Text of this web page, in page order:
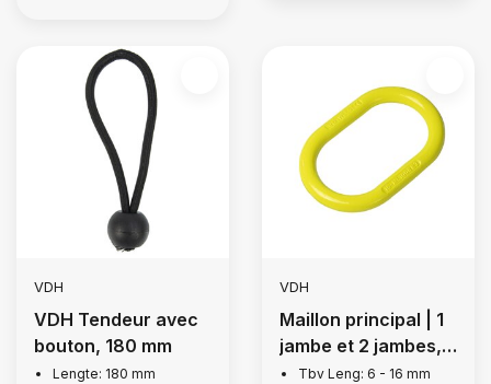
VDH
VDH Tendeur avec
bouton, 180 mm
Lengte: 180 mm
VDH
Maillon principal | 1
jambe et 2 jambes,
grade 100
Tbv Leng: 6 - 16 mm